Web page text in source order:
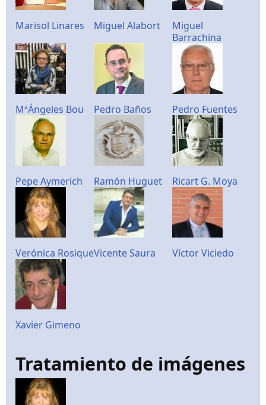
Marisol Linares Miguel Alabort
Miguel
Barrachina
MªÁngeles Bou Pedro Baños Pedro Fuentes
Pepe Aymerich Ramón Huguet Ricart G. Moya
Verónica RosiqueVicente Saura Víctor Viciedo
Xavier Gimeno
Tratamiento de imágenes